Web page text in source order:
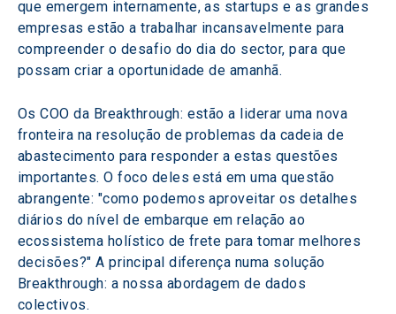
que emergem internamente, as startups e as grandes
empresas estão a trabalhar incansavelmente para
compreender o desafio do dia do sector, para que
possam criar a oportunidade de amanhã.
Os COO da Breakthrough: estão a liderar uma nova
fronteira na resolução de problemas da cadeia de
abastecimento para responder a estas questões
importantes. O foco deles está em uma questão
abrangente: "como podemos aproveitar os detalhes
diários do nível de embarque em relação ao
ecossistema holístico de frete para tomar melhores
decisões?" A principal diferença numa solução
Breakthrough: a nossa abordagem de dados
colectivos.